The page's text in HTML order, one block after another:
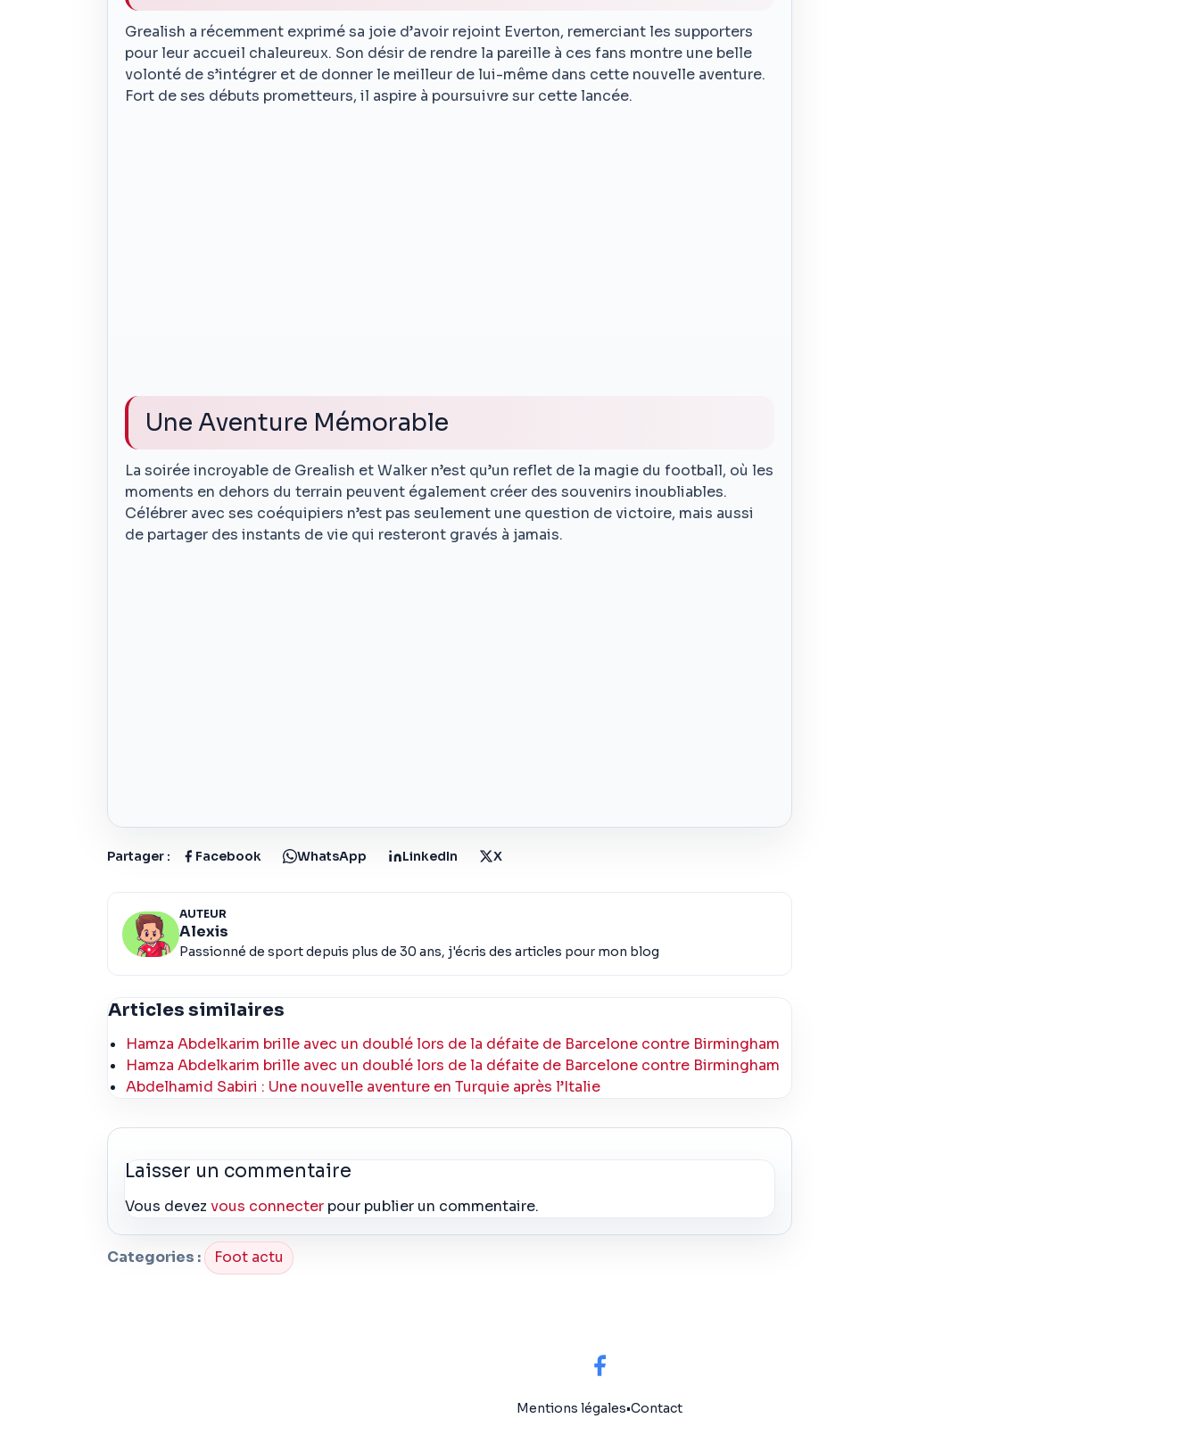
Grealish a récemment exprimé sa joie d’avoir rejoint Everton, remerciant les supporters
pour leur accueil chaleureux. Son désir de rendre la pareille à ces fans montre une belle
volonté de s’intégrer et de donner le meilleur de lui-même dans cette nouvelle aventure.
Fort de ses débuts prometteurs, il aspire à poursuivre sur cette lancée.
Une Aventure Mémorable
La soirée incroyable de Grealish et Walker n’est qu’un reflet de la magie du football, où les
moments en dehors du terrain peuvent également créer des souvenirs inoubliables.
Célébrer avec ses coéquipiers n’est pas seulement une question de victoire, mais aussi
de partager des instants de vie qui resteront gravés à jamais.
Partager : Facebook WhatsApp LinkedIn X
AUTEUR
Alexis
Passionné de sport depuis plus de 30 ans, j'écris des articles pour mon blog
Articles similaires
Hamza Abdelkarim brille avec un doublé lors de la défaite de Barcelone contre Birmingham
Hamza Abdelkarim brille avec un doublé lors de la défaite de Barcelone contre Birmingham
Abdelhamid Sabiri : Une nouvelle aventure en Turquie après l’Italie
Laisser un commentaire
Vous devezvous connecter pour publier un commentaire.
Categories : Foot actu
Mentions légales•Contact